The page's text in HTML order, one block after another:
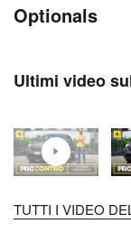
Optionals
Ultimi video
TUTTI I VIDEO